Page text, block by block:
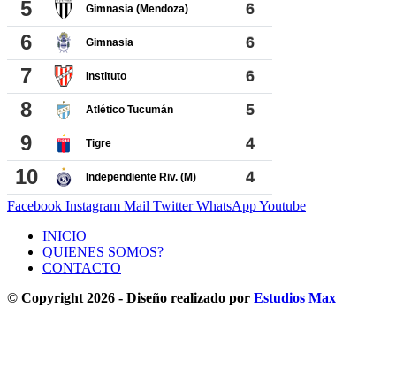
Facebook Instagram Mail Twitter WhatsAppYoutube
INICIO
QUIENES SOMOS?
CONTACTO
© Copyright 2026 - Diseño realizado por Estudios Max